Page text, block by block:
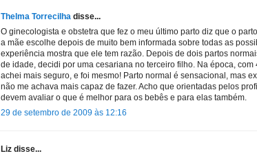
Thelma Torrecilha disse...
O ginecologista e obstetra que fez o meu último parto diz que o
a mãe escolhe depois de muito bem informada sobre todas as
experiência mostra que ele tem razão. Depois de dois partos
de idade, decidi por uma cesariana no terceiro filho. Na época, com
achei mais seguro, e foi mesmo! Parto normal é sensacional, mas
não me achava mais capaz de fazer. Acho que orientadas pelos
devem avaliar o que é melhor para os bebês e para elas também.
29 de setembro de 2009 às 12:16
Liz disse...